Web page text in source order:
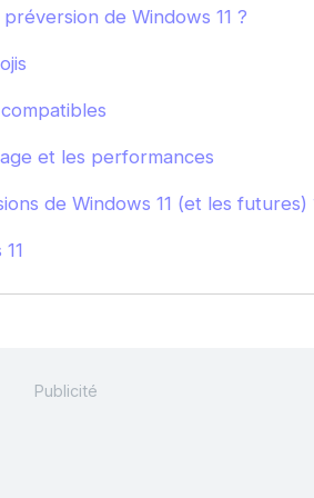
de Windows 11 ?
et les performances
de Windows 11 (et les futures)